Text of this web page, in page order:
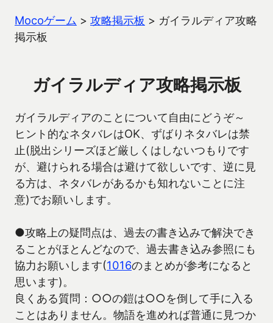
Mocoゲーム > 攻略掲示板 > ガイラルディア攻略
掲示板
ガイラルディア攻略掲示板
ガイラルディアのことについて自由にどうぞ～
ヒント的なネタバレはOK、ずばりネタバレは禁
止(脱出シリーズほど厳しくはしないつもりです
が、避けられる場合は避けて欲しいです、逆に見
る方は、ネタバレがあるかも知れないことに注
意)でお願いします。
●攻略上の疑問点は、過去の書き込みで解決でき
ることがほとんどなので、過去書き込み参照にも
協力お願いします(1016のまとめが参考になると
思います)。
良くある質問：○○の鎧は○○を倒して手に入る
ことはありません。物語を進めれば普通に見つか